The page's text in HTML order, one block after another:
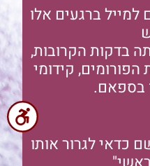
ברגעים אלו
בדקות הקרובות,
קידומי
בספאם.
כדאי לגרור אותו